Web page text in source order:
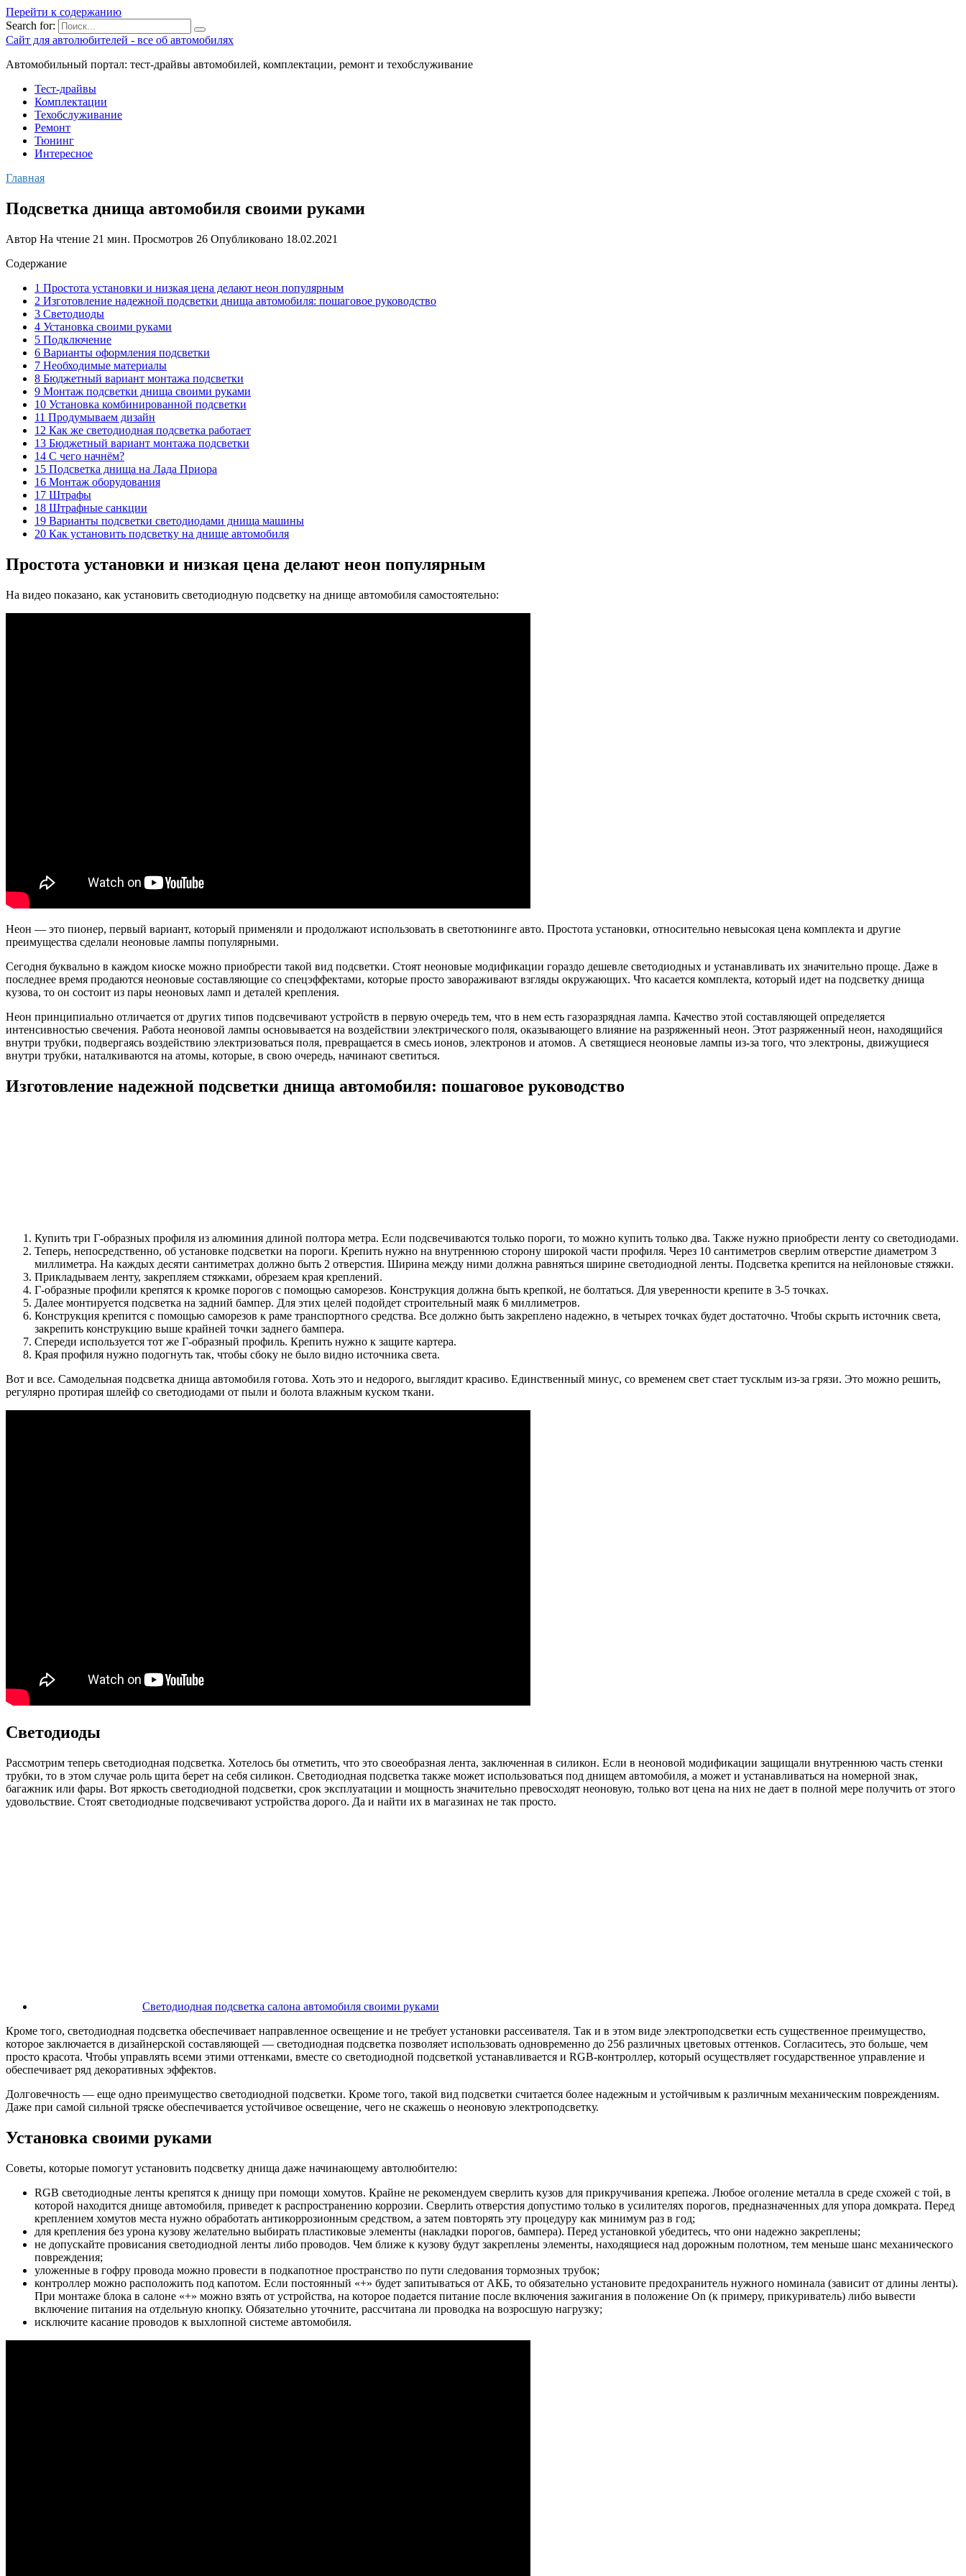
Перейти к содержанию
Search for:
Сайт для автолюбителей - все об автомобилях
Автомобильный портал: тест-драйвы автомобилей, комплектации, ремонт и техобслуживание
Тест-драйвы
Комплектации
Техобслуживание
Ремонт
Тюнинг
Интересное
Главная
Подсветка днища автомобиля своими руками
Автор На чтение 21 мин. Просмотров 26 Опубликовано 18.02.2021
Содержание
1 Простота установки и низкая цена делают неон популярным
2 Изготовление надежной подсветки днища автомобиля: пошаговое руководство
3 Светодиоды
4 Установка своими руками
5 Подключение
6 Варианты оформления подсветки
7 Необходимые материалы
8 Бюджетный вариант монтажа подсветки
9 Монтаж подсветки днища своими руками
10 Установка комбинированной подсветки
11 Продумываем дизайн
12 Как же светодиодная подсветка работает
13 Бюджетный вариант монтажа подсветки
14 С чего начнём?
15 Подсветка днища на Лада Приора
16 Монтаж оборудования
17 Штрафы
18 Штрафные санкции
19 Варианты подсветки светодиодами днища машины
20 Как установить подсветку на днище автомобиля
Простота установки и низкая цена делают неон популярным
На видео показано, как установить светодиодную подсветку на днище автомобиля самостоятельно:
Неон — это пионер, первый вариант, который применяли и продолжают использовать в светотюнинге авто. Простота установки, относительно невысокая цена комплекта и другие
преимущества сделали неоновые лампы популярными.
Сегодня буквально в каждом киоске можно приобрести такой вид подсветки. Стоят неоновые модификации гораздо дешевле светодиодных и устанавливать их значительно проще. Даже в
последнее время продаются неоновые составляющие со спецэффектами, которые просто завораживают взгляды окружающих. Что касается комплекта, который идет на подсветку днища
кузова, то он состоит из пары неоновых ламп и деталей крепления.
Неон принципиально отличается от других типов подсвечивают устройств в первую очередь тем, что в нем есть газоразрядная лампа. Качество этой составляющей определяется
интенсивностью свечения. Работа неоновой лампы основывается на воздействии электрического поля, оказывающего влияние на разряженный неон. Этот разряженный неон, находящийся
внутри трубки, подвергаясь воздействию электризоваться поля, превращается в смесь ионов, электронов и атомов. А светящиеся неоновые лампы из-за того, что электроны, движущиеся
внутри трубки, наталкиваются на атомы, которые, в свою очередь, начинают светиться.
Изготовление надежной подсветки днища автомобиля: пошаговое руководство
Купить три Г-образных профиля из алюминия длиной полтора метра. Если подсвечиваются только пороги, то можно купить только два. Также нужно приобрести ленту со светодиодами.
Теперь, непосредственно, об установке подсветки на пороги. Крепить нужно на внутреннюю сторону широкой части профиля. Через 10 сантиметров сверлим отверстие диаметром 3
миллиметра. На каждых десяти сантиметрах должно быть 2 отверстия. Ширина между ними должна равняться ширине светодиодной ленты. Подсветка крепится на нейлоновые стяжки.
Прикладываем ленту, закрепляем стяжками, обрезаем края креплений.
Г-образные профили крепятся к кромке порогов с помощью саморезов. Конструкция должна быть крепкой, не болтаться. Для уверенности крепите в 3-5 точках.
Далее монтируется подсветка на задний бампер. Для этих целей подойдет строительный маяк 6 миллиметров.
Конструкция крепится с помощью саморезов к раме транспортного средства. Все должно быть закреплено надежно, в четырех точках будет достаточно. Чтобы скрыть источник света,
закрепить конструкцию выше крайней точки заднего бампера.
Спереди используется тот же Г-образный профиль. Крепить нужно к защите картера.
Края профиля нужно подогнуть так, чтобы сбоку не было видно источника света.
Вот и все. Самодельная подсветка днища автомобиля готова. Хоть это и недорого, выглядит красиво. Единственный минус, со временем свет стает тусклым из-за грязи. Это можно решить,
регулярно протирая шлейф со светодиодами от пыли и болота влажным куском ткани.
Светодиоды
Рассмотрим теперь светодиодная подсветка. Хотелось бы отметить, что это своеобразная лента, заключенная в силикон. Если в неоновой модификации защищали внутреннюю часть стенки
трубки, то в этом случае роль щита берет на себя силикон. Светодиодная подсветка также может использоваться под днищем автомобиля, а может и устанавливаться на номерной знак,
багажник или фары. Вот яркость светодиодной подсветки, срок эксплуатации и мощность значительно превосходят неоновую, только вот цена на них не дает в полной мере получить от этого
удовольствие. Стоят светодиодные подсвечивают устройства дорого. Да и найти их в магазинах не так просто.
Светодиодная подсветка салона автомобиля своими руками
Кроме того, светодиодная подсветка обеспечивает направленное освещение и не требует установки рассеивателя. Так и в этом виде электроподсветки есть существенное преимущество,
которое заключается в дизайнерской составляющей — светодиодная подсветка позволяет использовать одновременно до 256 различных цветовых оттенков. Согласитесь, это больше, чем
просто красота. Чтобы управлять всеми этими оттенками, вместе со светодиодной подсветкой устанавливается и RGB-контроллер, который осуществляет государственное управление и
обеспечивает ряд декоративных эффектов.
Долговечность — еще одно преимущество светодиодной подсветки. Кроме того, такой вид подсветки считается более надежным и устойчивым к различным механическим повреждениям.
Даже при самой сильной тряске обеспечивается устойчивое освещение, чего не скажешь о неоновую электроподсветку.
Установка своими руками
Советы, которые помогут установить подсветку днища даже начинающему автолюбителю:
RGB светодиодные ленты крепятся к днищу при помощи хомутов. Крайне не рекомендуем сверлить кузов для прикручивания крепежа. Любое оголение металла в среде схожей с той, в
которой находится днище автомобиля, приведет к распространению коррозии. Сверлить отверстия допустимо только в усилителях порогов, предназначенных для упора домкрата. Перед
креплением хомутов места нужно обработать антикоррозионным средством, а затем повторять эту процедуру как минимум раз в год;
для крепления без урона кузову желательно выбирать пластиковые элементы (накладки порогов, бампера). Перед установкой убедитесь, что они надежно закреплены;
не допускайте провисания светодиодной ленты либо проводов. Чем ближе к кузову будут закреплены элементы, находящиеся над дорожным полотном, тем меньше шанс механического
повреждения;
уложенные в гофру провода можно провести в подкапотное пространство по пути следования тормозных трубок;
контроллер можно расположить под капотом. Если постоянный «+» будет запитываться от АКБ, то обязательно установите предохранитель нужного номинала (зависит от длины ленты).
При монтаже блока в салоне «+» можно взять от устройства, на которое подается питание после включения зажигания в положение On (к примеру, прикуриватель) либо вывести
включение питания на отдельную кнопку. Обязательно уточните, рассчитана ли проводка на возросшую нагрузку;
исключите касание проводов к выхлопной системе автомобиля.